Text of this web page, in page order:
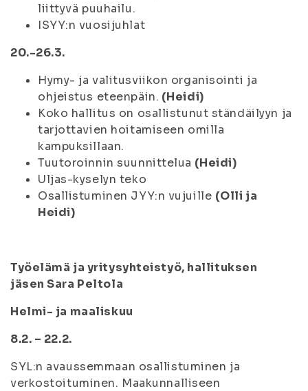
liittyvä puuhailu.
ISYY:n vuosijuhlat
20.-26.3.
Hymy- ja valitusviikon organisointi ja
ohjeistus eteenpäin. (Heidi)
Koko hallitus on osallistunut ständäilyyn ja
tarjottavien hoitamiseen omilla
kampuksillaan.
Tuutoroinnin suunnittelua (Heidi)
Uljas-kyselyn teko
Osallistuminen JYY:n vujuille (Olli ja
Heidi)
Työelämä ja yritysyhteistyö, hallituksen
jäsen Sara Peltola
Helmi- ja maaliskuu
8.2. – 22.2.
SYL:n avaussemmaan osallistuminen ja
verkostoituminen. Maakunnalliseen